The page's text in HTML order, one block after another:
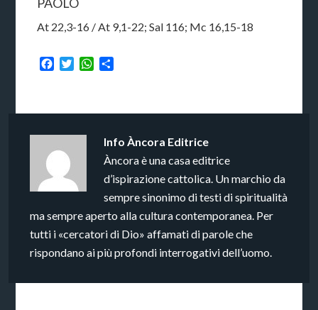
PAOLO
At 22,3-16 / At 9,1-22; Sal 116; Mc 16,15-18
Facebook
TwitterWhatsApp
InfoÀncora Editrice
Àncora è una casa editrice
d’ispirazione cattolica. Un marchio da
sempre sinonimo di testi di spiritualità
ma sempre aperto alla cultura contemporanea. Per
tutti i «cercatori di Dio» affamati di parole che
rispondano ai più profondi interrogativi dell’uomo.